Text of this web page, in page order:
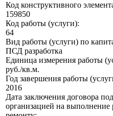
Код конструктивного
159850
Код работы (услуги):
64
Вид работы (услуги) по
ПСД разработка
Единица измерения работы
руб./кв.м.
Год завершения работы
2016
Дата заключения договора
организацией на выполнение